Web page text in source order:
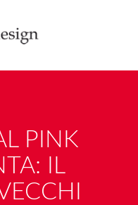
PINK
IL